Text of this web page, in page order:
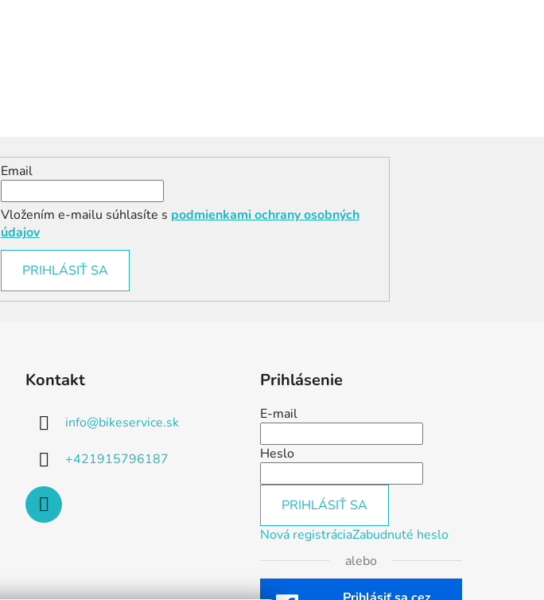
Email
Vložením e-mailu súhlasíte s podmienkami ochrany osobných
údajov
PRIHLÁSIŤ SA
Kontakt
info@bikeservice.sk
+421915796187
Prihlásenie
E-mail
Heslo
PRIHLÁSIŤ SA
Nová registráciaZabudnuté heslo
alebo